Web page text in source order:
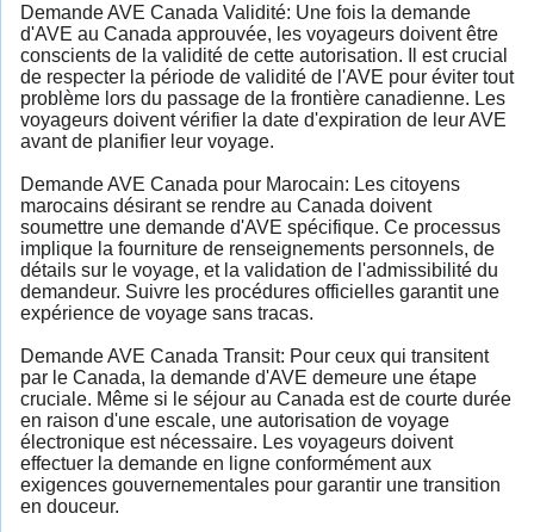
Demande AVE Canada Validité: Une fois la demande
d'AVE au Canada approuvée, les voyageurs doivent être
conscients de la validité de cette autorisation. Il est crucial
de respecter la période de validité de l'AVE pour éviter tout
problème lors du passage de la frontière canadienne. Les
voyageurs doivent vérifier la date d'expiration de leur AVE
avant de planifier leur voyage.
Demande AVE Canada pour Marocain: Les citoyens
marocains désirant se rendre au Canada doivent
soumettre une demande d'AVE spécifique. Ce processus
implique la fourniture de renseignements personnels, de
détails sur le voyage, et la validation de l'admissibilité du
demandeur. Suivre les procédures officielles garantit une
expérience de voyage sans tracas.
Demande AVE Canada Transit: Pour ceux qui transitent
par le Canada, la demande d'AVE demeure une étape
cruciale. Même si le séjour au Canada est de courte durée
en raison d'une escale, une autorisation de voyage
électronique est nécessaire. Les voyageurs doivent
effectuer la demande en ligne conformément aux
exigences gouvernementales pour garantir une transition
en douceur.